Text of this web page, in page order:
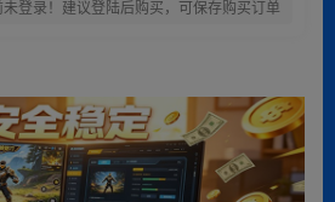
未登录！建议登陆后购买，可保存购买订单